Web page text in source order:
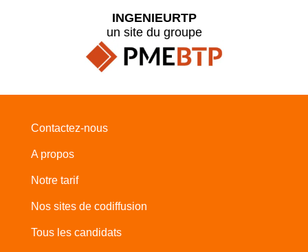
INGENIEURTP
un site du groupe
Contactez-nous
A propos
Notre tarif
Nos sites de codiffusion
Tous les candidats